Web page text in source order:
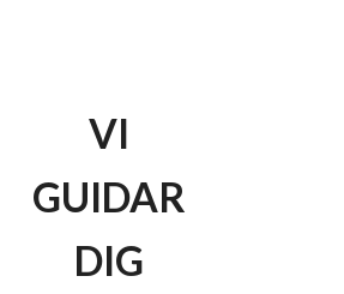
VI
GUIDAR
DIG